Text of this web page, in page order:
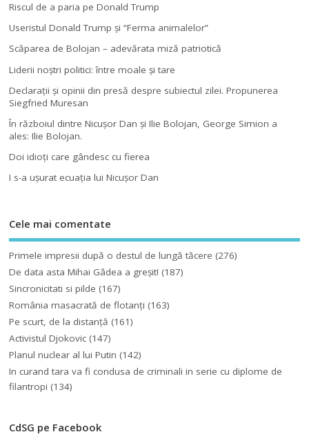
Riscul de a paria pe Donald Trump
Useristul Donald Trump şi “Ferma animalelor”
Scăparea de Bolojan – adevărata miză patriotică
Liderii noştri politici: între moale şi tare
Declaraţii şi opinii din presă despre subiectul zilei. Propunerea
Siegfried Muresan
În războiul dintre Nicuşor Dan şi Ilie Bolojan, George Simion a
ales: Ilie Bolojan.
Doi idioţi care gândesc cu fierea
I s-a uşurat ecuaţia lui Nicuşor Dan
Cele mai comentate
Primele impresii după o destul de lungă tăcere (276)
De data asta Mihai Gâdea a greşit! (187)
Sincronicitati si pilde (167)
România masacrată de flotanţi (163)
Pe scurt, de la distanță (161)
Activistul Djokovic (147)
Planul nuclear al lui Putin (142)
In curand tara va fi condusa de criminali in serie cu diplome de
filantropi (134)
CdSG pe Facebook